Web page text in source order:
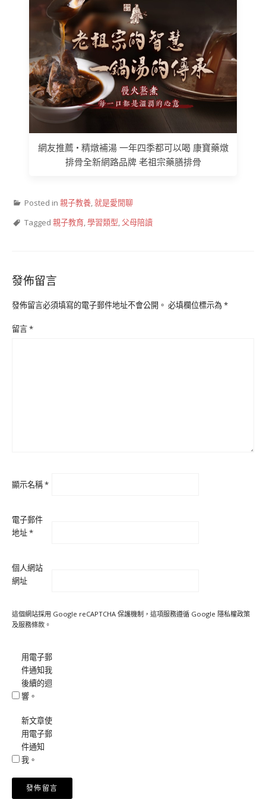
網友推薦 • 精燉補湯 一年四季都可以喝 康寶藥燉
排骨全新網路品牌 老祖宗藥膳排骨
Posted in 親子教養,就是愛閒聊
Tagged 親子教育,學習類型, 父母陪讀
發佈留言
發佈留言必須填寫的電子郵件地址不會公開。 必填欄位標示為*
留言*
顯示名稱*
電子郵件
地址*
個人網站
網址
這個網站採用 Google reCAPTCHA 保護機制，這項服務遵循 Google 隱私權政策
及服務條款 。
用電子郵
件通知我
後續的迴
響。
新文章使
用電子郵
件通知
我。